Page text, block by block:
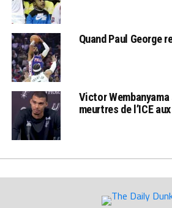
Quand Paul George
Victor Wembanyama
meurtres de l’ICE